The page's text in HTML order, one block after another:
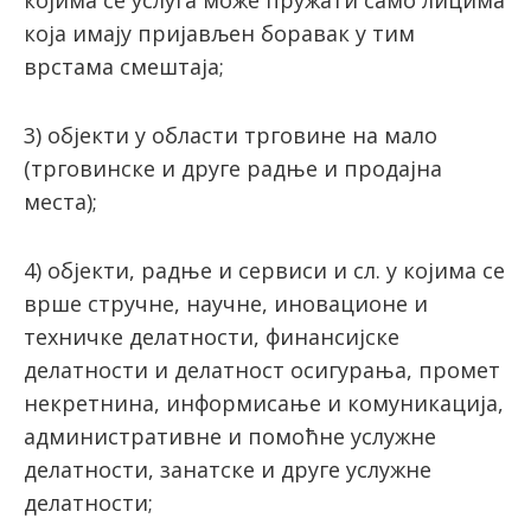
која имају пријављен боравак у тим
врстама смештаја;
3) објекти у области трговине на мало
(трговинске и друге радње и продајна
места);
4) објекти, радње и сервиси и сл. у којима се
врше стручне, научне, иновационе и
техничке делатности, финансијске
делатности и делатност осигурања, промет
некретнина, информисање и комуникација,
административне и помоћне услужне
делатности, занатске и друге услужне
делатности;